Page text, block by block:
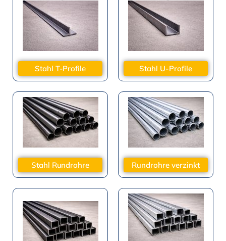
Stahl T-Profile Stahl U-Profile
Stahl Rundrohre Rundrohre verzinkt